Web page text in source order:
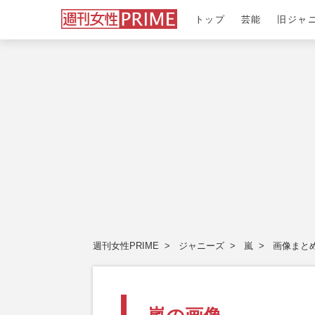
トップ 芸能 旧ジャ
週刊女性PRIME ジャニーズ 嵐 画像まと